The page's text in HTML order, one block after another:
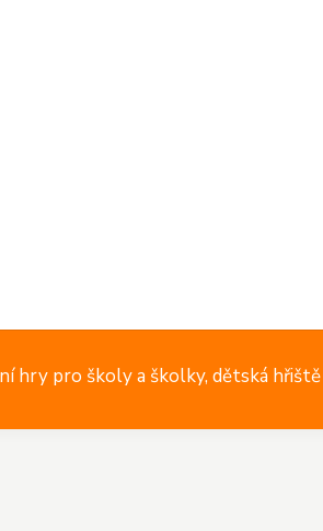
hry pro školy a školky, dětská